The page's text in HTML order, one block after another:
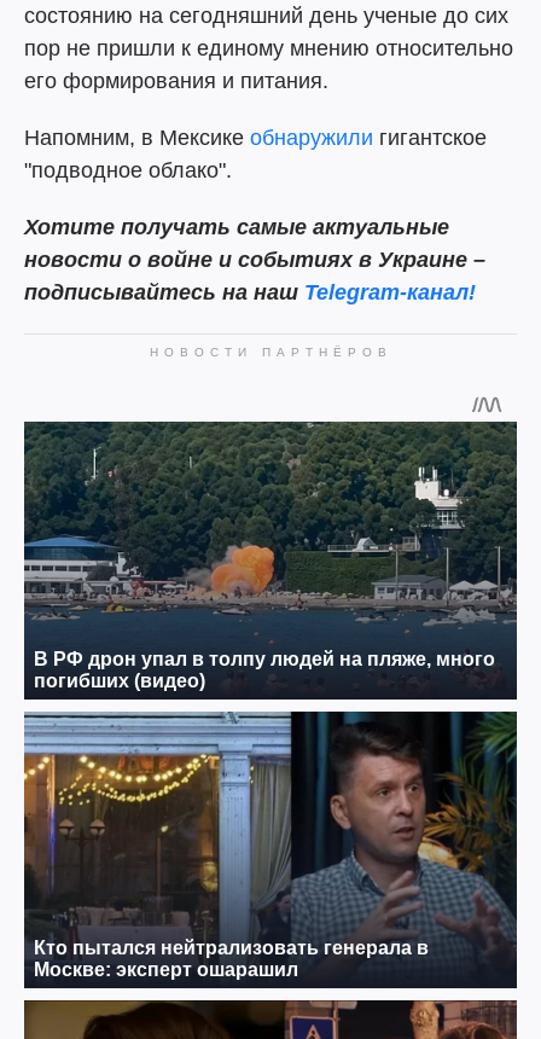
состоянию на сегодняшний день ученые до сих
пор не пришли к единому мнению относительно
его формирования и питания.
Напомним, в Мексике обнаружили гигантское
"подводное облако".
Хотите получать самые актуальные
новости о войне и событиях в Украине –
подписывайтесь на наш Telegram-канал!